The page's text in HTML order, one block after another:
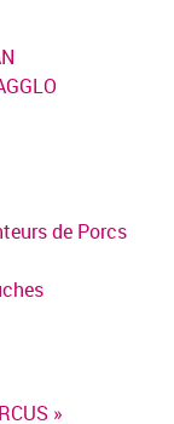
de Porcs
»